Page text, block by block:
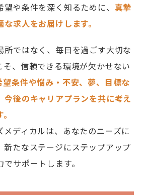
や条件を深く知るために、 真摯
求人をお届けします。
所ではなく、毎日を過ごす大切な
そ、信頼できる環境が欠かせない
望条件や悩み・不安、夢、目標な
今後のキャリアプランを共に考え
メディカルは、あなたのニーズに
新たなステージにステップアップ
サポートします。